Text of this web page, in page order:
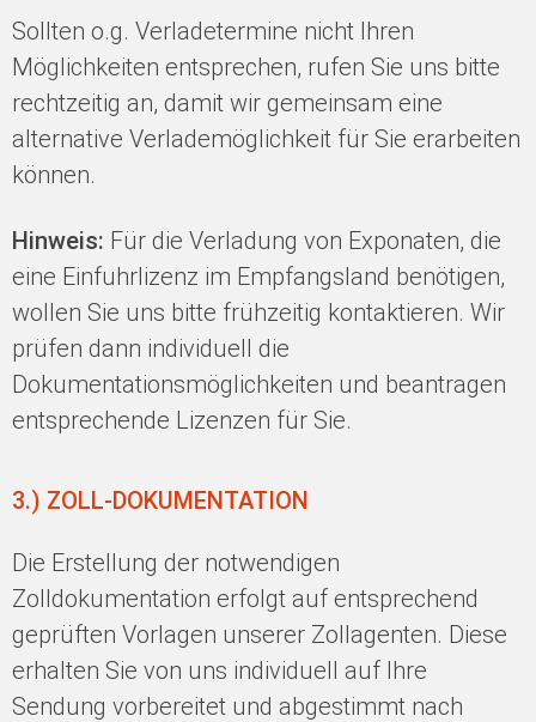
Sollten o.g. Verladetermine nicht Ihren
Möglichkeiten entsprechen, rufen Sie uns bitte
rechtzeitig an, damit wir gemeinsam eine
alternative Verlademöglichkeit für Sie erarbeiten
können.
Hinweis: Für die Verladung von Exponaten, die
eine Einfuhrlizenz im Empfangsland benötigen,
wollen Sie uns bitte frühzeitig kontaktieren. Wir
prüfen dann individuell die
Dokumentationsmöglichkeiten und beantragen
entsprechende Lizenzen für Sie.
3.) ZOLL-DOKUMENTATION
Die Erstellung der notwendigen
Zolldokumentation erfolgt auf entsprechend
geprüften Vorlagen unserer Zollagenten. Diese
erhalten Sie von uns individuell auf Ihre
Sendung vorbereitet und abgestimmt nach